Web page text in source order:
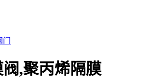
,聚丙烯隔膜